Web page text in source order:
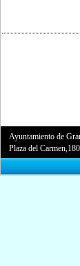
Ayuntamiento de
Plaza del